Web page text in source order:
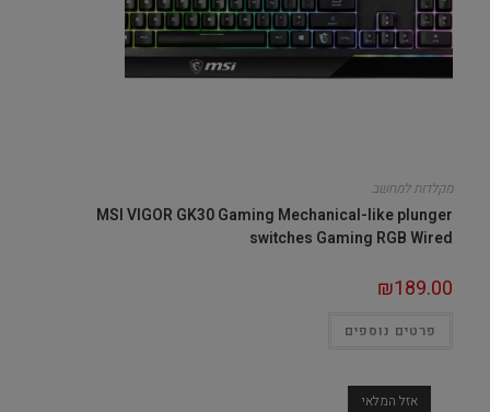
מקלדות למחשב
MSI VIGOR GK30 Gaming Mechanical-like plunger
switches Gaming RGB Wired
₪189.00
פרטים נוספים
אזל המלאי